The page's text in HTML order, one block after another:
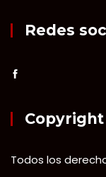
Redes
Copyright
Todos los